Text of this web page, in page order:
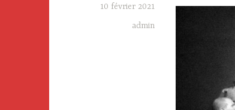
10 février 2021
admin